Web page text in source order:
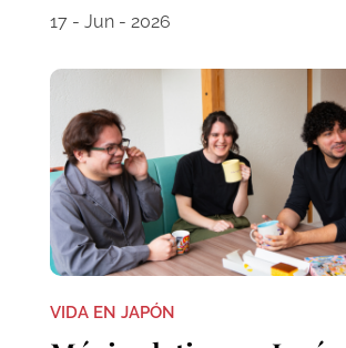
17 - Jun - 2026
VIDA EN JAPÓN